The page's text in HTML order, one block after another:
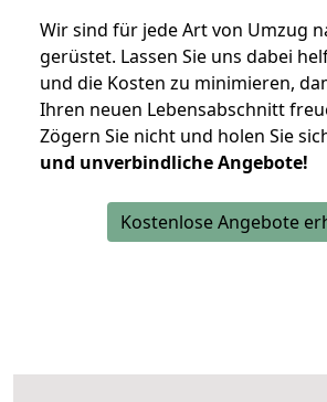
Wir sind für jede Art von Umzug
gerüstet. Lassen Sie uns dabei
und die Kosten zu minimieren,
Ihren neuen Lebensabschnitt
Zögern Sie nicht und holen Sie
und unverbindliche Angebote!
Kostenlose Angebote